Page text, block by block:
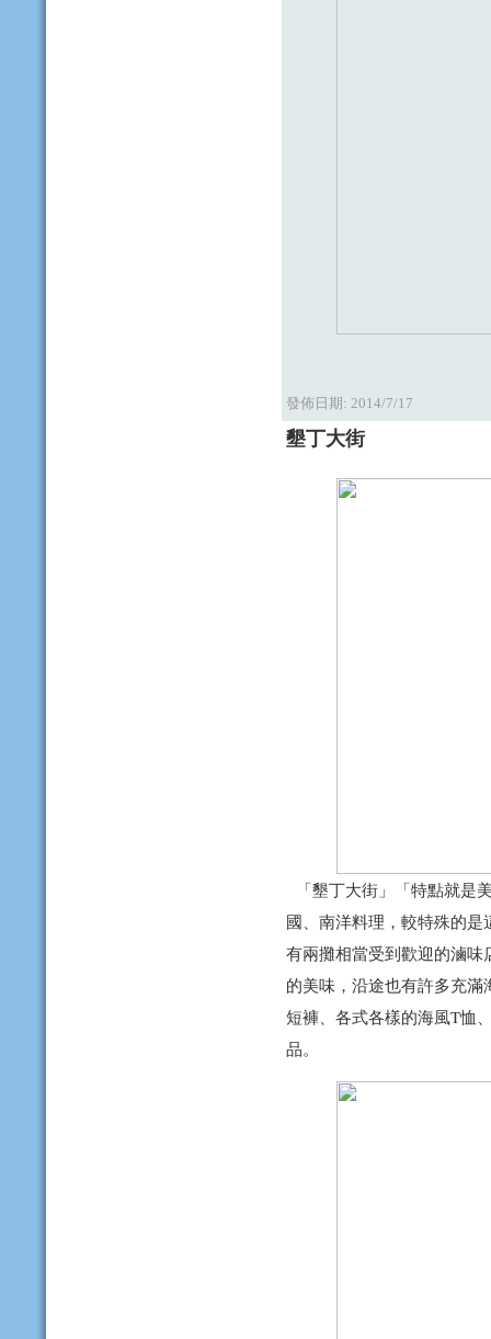
發佈日期: 2014/7/17
墾丁大街
「墾丁大街」「特點就
國、南洋料理，較特殊的
有兩攤相當受到歡迎的滷
的美味，沿途也有許多充
短褲、各式各樣的海風T恤
品。